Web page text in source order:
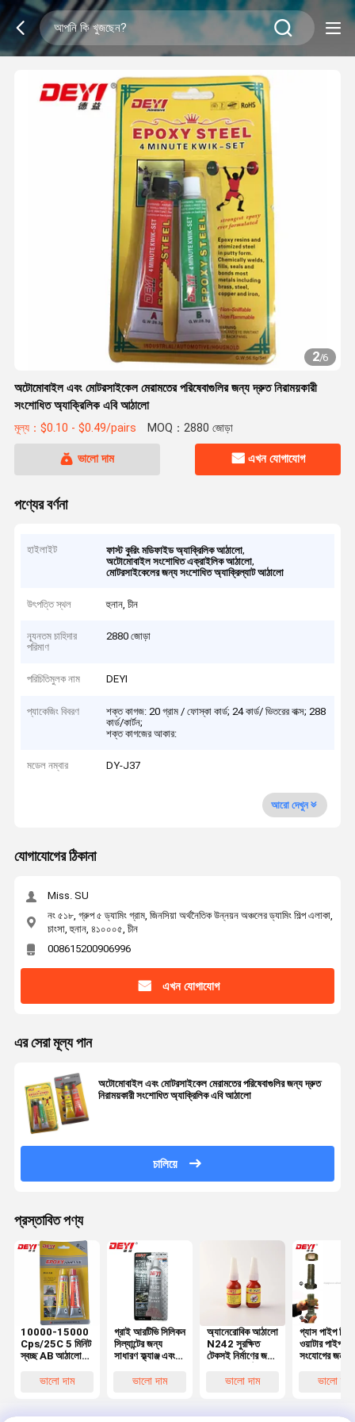
2/6
অটোমোবাইল এবং মোটরসাইকেল মেরামতের পরিষেবাগুলির জন্য দ্রুত নিরাময়কারী
সংশোধিত অ্যাক্রিলিক এবি আঠালো
মূল্য：$0.10 - $0.49/pairs MOQ：2880 জোড়া
ভালো দাম এখন যোগাযোগ
পণ্যের বর্ণনা
হাইলাইট ফাস্ট কুরিং মডিফাইড অ্যাক্রিলিক আঠালো,
অটোমোবাইল সংশোধিত এক্রাইলিক আঠালো,
মোটরসাইকেলের জন্য সংশোধিত অ্যাক্রিল্যাট আঠালো
উৎপত্তি স্থল হুনান, চীন
ন্যূনতম চাহিদার
পরিমাণ
2880 জোড়া
পরিচিতিমুলক নাম DEYI
প্যাকেজিং বিবরণ
শক্ত কাগজ: 20 গ্রাম / ফোস্কা কার্ড; 24 কার্ড/ ভিতরের বাক্স; 288
কার্ড/কার্টন;
শক্ত কাগজের আকার:
মডেল নম্বার DY-J37
আরো দেখুন
যোগাযোগের ঠিকানা
Miss. SU
নং ৫১৮, গ্রুপ ৫ ড্যামিং গ্রাম, জিনসিয়া অর্থনৈতিক উন্নয়ন অঞ্চলের ড্যামিং শিল্প এলাকা,
চাংসা, হুনান, ৪১০০০৫, চীন
008615200906996
এখন যোগাযোগ
এর সেরা মূল্য পান
অটোমোবাইল এবং মোটরসাইকেল মেরামতের পরিষেবাগুলির জন্য দ্রুত
নিরাময়কারী সংশোধিত অ্যাক্রিলিক এবি আঠালো
চালিয়ে
প্রস্তাবিত পণ্য
10000-15000
Cps/25C 5 মিনিট
স্বচ্ছ AB আঠালো
ইপোক্সি রজন আঠালো
ভালো দাম
গ্রাই আরটিভি সিলিকন
সিল্যান্টের জন্য
সাধারণ ফ্ল্যাঞ্জ এবং
প্লেটের জয়েন্ট পৃষ্ঠের
ভালো দাম
অ্যানেরোবিক আঠালো
N242 সুরক্ষিত
টেকসই নির্মাণের জন্য
ভালো দাম
গ্যাস পাইপ
ওয়াটার পাইপ
সংযোগের জন্য
ভালো দাম